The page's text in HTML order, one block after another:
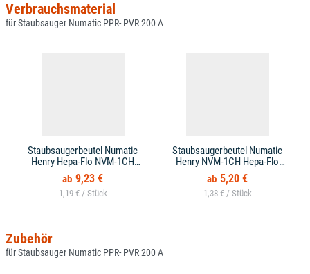
Verbrauchsmaterial
für Staubsauger Numatic PPR- PVR 200 A
Staubsaugerbeutel Numatic
Henry Hepa-Flo NVM-1CH
Originaltüte
9,23 €
1,19 € /
Staubsaugerbeutel Numatic
Henry NVM-1CH Hepa-Flo
Originaltüte
5,20 €
1,38 € /
Zubehör
für Staubsauger Numatic PPR- PVR 200 A